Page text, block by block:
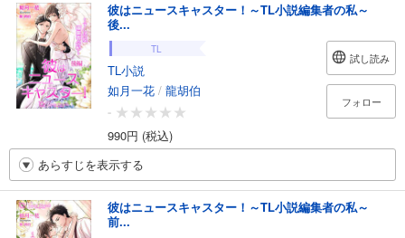
彼はニュースキャスター！～TL小説編集者の私～
後...
TL
TL小説
如月一花 / 龍胡伯
-
990円 (税込)
試し読み
フォロー
あらすじを表示する
彼はニュースキャスター！～TL小説編集者の私～
前...